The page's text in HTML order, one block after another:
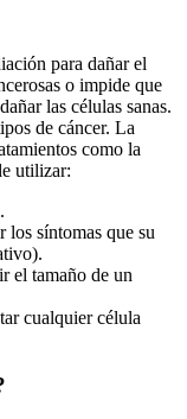
para dañar el
o impide que
las células sanas.
de cáncer. La
como la
utilizar:
los síntomas que su
el tamaño de un
cualquier célula